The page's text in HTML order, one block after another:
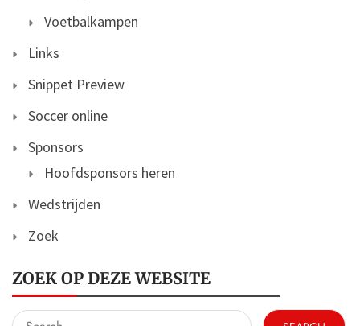
Voetbalkampen
Links
Snippet Preview
Soccer online
Sponsors
Hoofdsponsors heren
Wedstrijden
Zoek
ZOEK OP DEZE WEBSITE
Search